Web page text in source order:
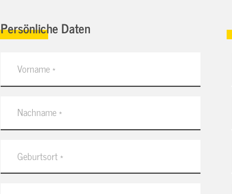
Persönliche Daten